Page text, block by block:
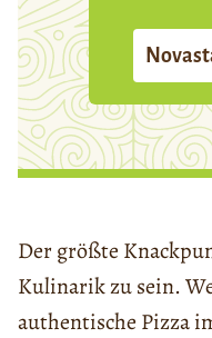
Der größte
Kulinarik zu sein.
authentische Pizza